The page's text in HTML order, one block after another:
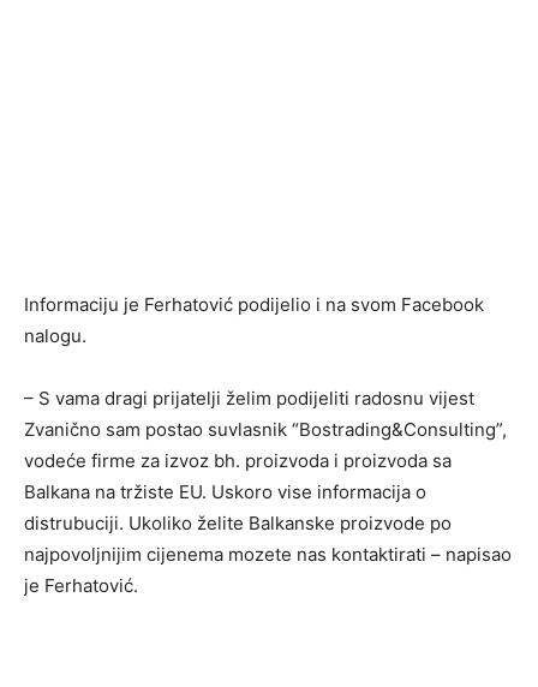
Informaciju je Ferhatović podijelio i na svom Facebook
nalogu.
– S vama dragi prijatelji želim podijeliti radosnu vijest
Zvanično sam postao suvlasnik “Bostrading&Consulting”,
vodeće firme za izvoz bh. proizvoda i proizvoda sa
Balkana na tržiste EU. Uskoro vise informacija o
distrubuciji. Ukoliko želite Balkanske proizvode po
najpovoljnijim cijenema mozete nas kontaktirati – napisao
je Ferhatović.